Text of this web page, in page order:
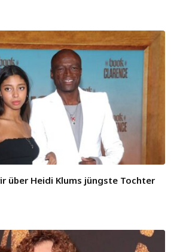
über Heidi Klums jüngste Tochter